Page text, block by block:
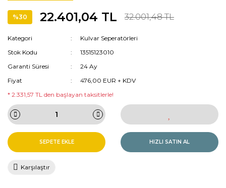
%30 22.401,04 TL 32.001,48 TL
Kategori
Kulvar Seperatörleri
Stok Kodu
13515123010
Garanti Süresi
24 Ay
Fiyat
476,00 EUR + KDV
* 2.331,57 TL den başlayan taksitlerle!
SEPETE EKLE HIZLI SATIN AL
Karşılaştır